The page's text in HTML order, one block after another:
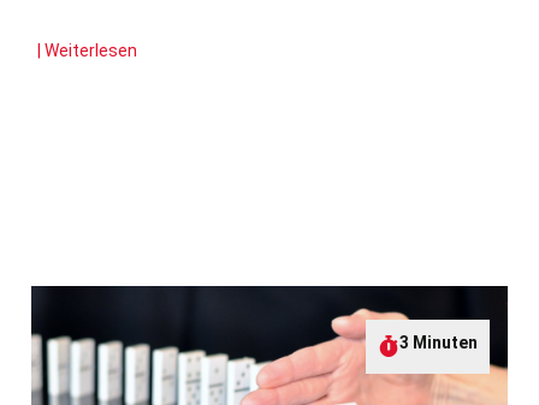
| Weiterlesen
3 Minuten